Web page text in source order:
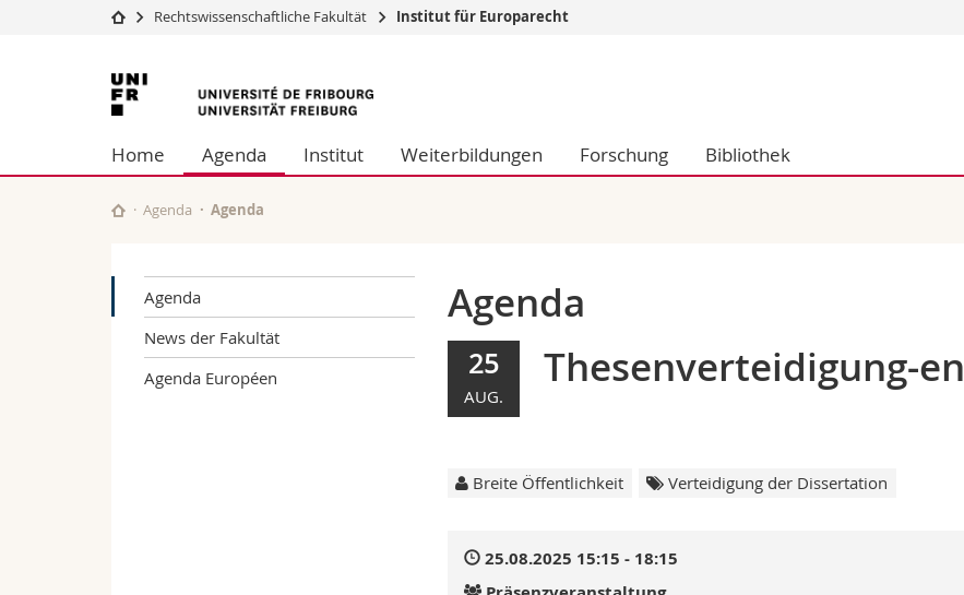
Universität
Studium
Forschung
Universität
Weiterbildung
Wirtschafts- und Sozialwissenschaftliche Fak.
Philosophische Fak.
Forschende
Rechtswissenschaftliche Fakultät Institut für Europarecht
Universität
Freiburg
Home Agenda Institut Weiterbildungen Forschung Bibliothek
Agenda Agenda
Agenda
News der Fakultät
Agenda Européen
Agenda
25
AUG.
Thesenverteidigung-en
Breite Öffentlichkeit Verteidigung der Dissertation
25.08.2025 15:15 - 18:15